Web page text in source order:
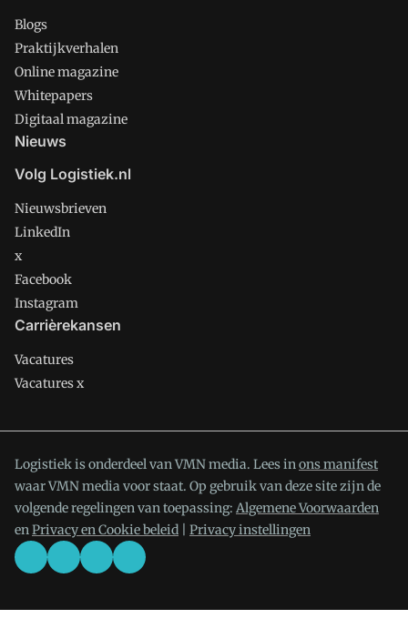
Blogs
Praktijkverhalen
Online magazine
Whitepapers
Digitaal magazine
Nieuws
Volg Logistiek.nl
Nieuwsbrieven
LinkedIn
x
Facebook
Instagram
Carrièrekansen
Vacatures
Vacatures x
Logistiek is onderdeel van VMN media. Lees inons manifest
waar VMN media voor staat. Op gebruik van deze site zijn de
volgende regelingen van toepassing: Algemene Voorwaarden
enPrivacy en Cookie beleid Privacy instellingen